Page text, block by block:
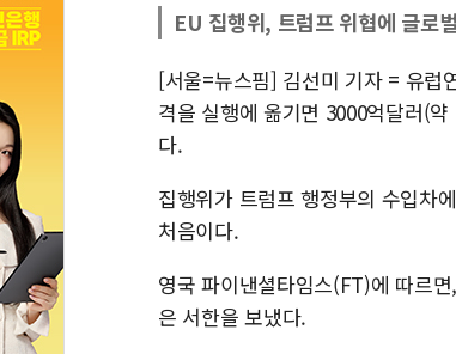
EU 집행위, 트럼프 위협에 글로
[서울=뉴스핌] 김선미 기자 = 유럽
격을 실행에 옮기면 3000억달러(
다.
집행위가 트럼프 행정부의 수입차
처음이다.
영국 파이낸셜타임스(FT)에 따르
은 서한을 보냈다.